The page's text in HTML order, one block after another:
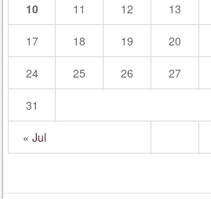
« Jul
10 11 12 13
17 18 19 20
24 25 26 27
31